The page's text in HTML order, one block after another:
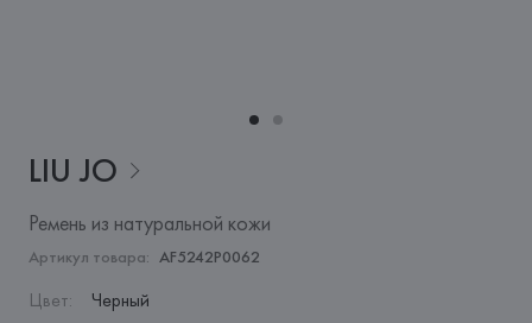
LIU JO
Ремень из натуральной кожи
Артикул товара: AF5242P0062
Цвет: Черный